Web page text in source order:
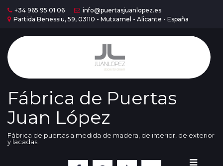
+34 965 95 01 06
info@puertasjuanlopez.es
Partida Benessiu, 59, 03110 - Mutxamel - Alicante - España
Fábrica de Puertas
Juan López
Fábrica de puertas a medida de madera, de interior, de exterior
y lacadas.
Home
Puertas
Serie
Puertas
Serie
Lac